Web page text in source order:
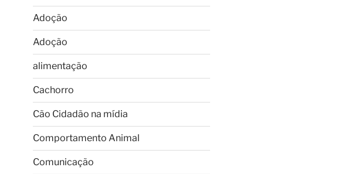
Adoção
Adoção
alimentação
Cachorro
Cão Cidadão na mídia
Comportamento Animal
Comunicação